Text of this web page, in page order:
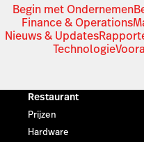
Begin met Ondernemen
Finance & Operations
Nieuws & Updates
Technologie
Restaurant
Prijzen
Hardware